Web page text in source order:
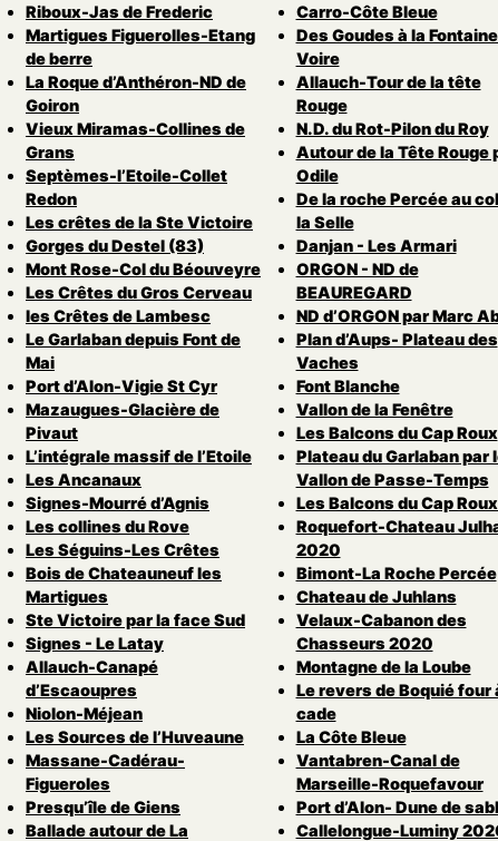
Riboux-Jas de Frederic
Martigues Figuerolles-Etang
de berre
La Roque d’Anthéron-ND de
Goiron
Vieux Miramas-Collines de
Grans
Septèmes-l’Etoile-Collet
Redon
Les crêtes de la Ste Victoire
Gorges du Destel (83)
Mont Rose-Col du Béouveyre
Les Crêtes du Gros Cerveau
les Crêtes de Lambesc
Le Garlaban depuis Font de
Mai
Port d’Alon-Vigie St Cyr
Mazaugues-Glacière de
Pivaut
L’intégrale massif de l’Etoile
Les Ancanaux
Signes-Mourré d’Agnis
Les collines du Rove
Les Séguins-Les Crêtes
Bois de Chateauneuf les
Martigues
Ste Victoire par la face Sud
Signes - Le Latay
Allauch-Canapé
d’Escaoupres
Niolon-Méjean
Les Sources de l’Huveaune
Massane-Cadérau-
Figueroles
Presqu’île de Giens
Ballade autour de La
Carro-Côte Bleue
Des Goudes à la
Voire
Allauch-Tour de la tête
Rouge
N.D. du Rot-Pilon du Roy
Autour de la Tête Rouge
Odile
De la roche Percée au
la Selle
Danjan - Les Armari
ORGON - ND de
BEAUREGARD
ND d’ORGON par Marc
Plan d’Aups- Plateau des
Vaches
Font Blanche
Vallon de la Fenêtre
Les Balcons du Cap Roux
Plateau du Garlaban par
Vallon de Passe-Temps
Les Balcons du Cap
Roquefort-Chateau
2020
Bimont-La Roche Percée
Chateau de Juhlans
Velaux-Cabanon des
Chasseurs 2020
Montagne de la Loube
Le revers de Boquié four
cade
La Côte Bleue
Vantabren-Canal de
Marseille-Roquefavour
Port d’Alon- Dune de
Callelongue-Luminy